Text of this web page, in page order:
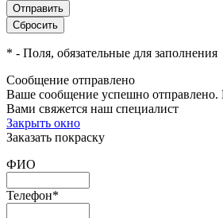
* - Поля, обязательные для заполнения
Сообщение отправлено
Ваше сообщение успешно
Вами свяжется наш специалист
Закрыть окно
Заказать покраску
ФИО
Телефон*